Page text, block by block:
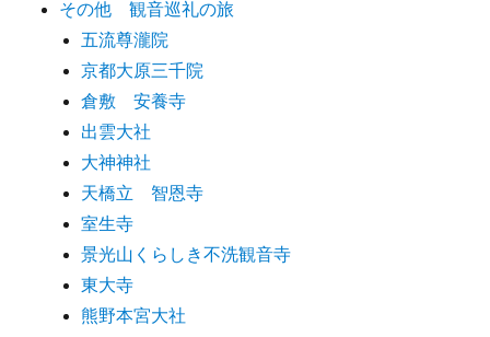
その他 観音巡礼の旅
五流尊瀧院
京都大原三千院
倉敷 安養寺
出雲大社
大神神社
天橋立 智恩寺
室生寺
景光山くらしき不洗観音寺
東大寺
熊野本宮大社